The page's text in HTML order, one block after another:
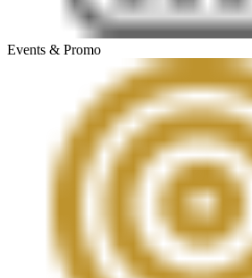
Events & Promo